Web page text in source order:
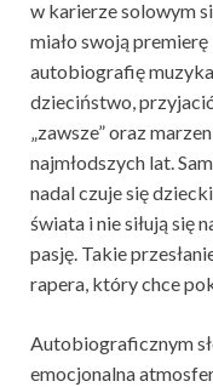
w karierze solowym
miało swoją
autobiografię
dzieciństwo,
„zawsze” oraz
najmłodszych lat.
nadal czuje się
świata i nie siłują się
pasję. Takie
rapera, który chce
Autobiograficznym
emocjonalna